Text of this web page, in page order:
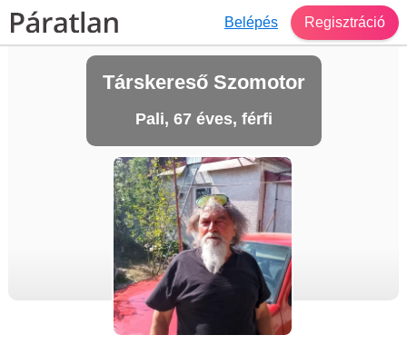
Belépés Regisztráció
Társkereső Szomotor
Pali, 67 éves, férfi